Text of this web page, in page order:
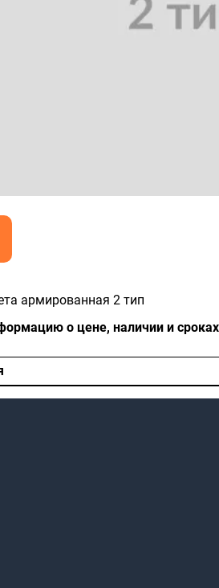
армированная 2 тип
о цене, наличии и